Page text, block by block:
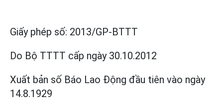
Giấy phép số: 2013/GP-BTTT
Do Bộ TTTT cấp ngày 30.10.2012
Xuất bản số Báo Lao Động đầu tiên vào ngày
14.8.1929